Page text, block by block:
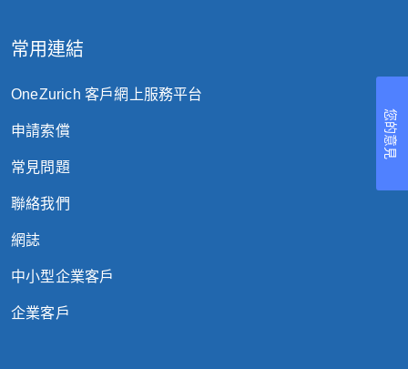
常用連結
OneZurich 客戶網上服務平台
申請索償
常見問題
聯絡我們
網誌
中小型企業客戶
企業客戶
您的意見